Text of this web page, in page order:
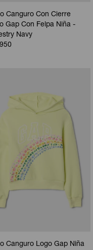
Canguro Con Cierre
Gap Con Felpa Niña -
Navy
Canguro Logo Gap Niña